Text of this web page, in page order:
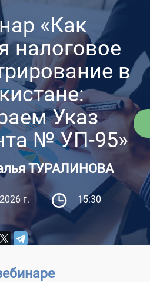
«Как
налоговое
в
Указ
№ УП-95»
ТУРАЛИНОВА
г. 15:30